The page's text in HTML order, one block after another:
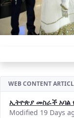
WEB CONTENT
ኢትዮጵያ መስራች አባል
Modified 19 Days